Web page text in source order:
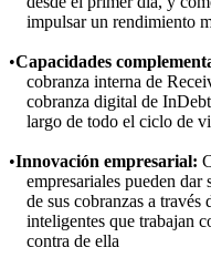
impulsar un rendimiento
Capacidades
cobranza interna de
cobranza digital de
largo de todo el ciclo de
Innovación empresarial:
empresariales pueden
de sus cobranzas a través
inteligentes que trabajan
contra de ella